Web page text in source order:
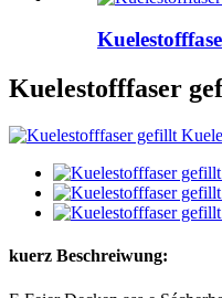
Kuelestofffaser
kuerz Beschreiwung: